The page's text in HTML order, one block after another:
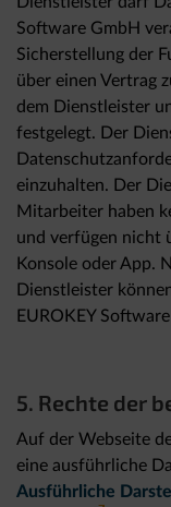
Software GmbH
Sicherstellung der
über einen Vertrag
dem Dienstleister
festgelegt. Der
einzuhalten. Der
Mitarbeiter haben
und verfügen nicht
Konsole oder App.
Dienstleister
EUROKEY
5. Rechte der
Auf der Webseite
eine ausführliche
Ausführliche